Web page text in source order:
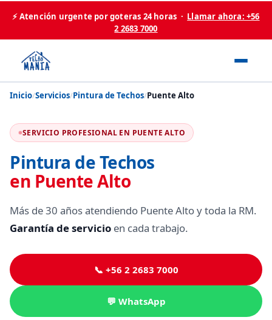
⚡ Atención urgente por goteras 24 horas · Llamar ahora: +56
2 2683 7000
Inicio/Servicios/Pintura de Techos/Puente Alto
SERVICIO PROFESIONAL EN PUENTE ALTO
Pintura de Techos
en Puente Alto
Más de 30 años atendiendo Puente Alto y toda la RM.
Garantía de servicio en cada trabajo.
📞 +56 2 2683 7000
💬 WhatsApp